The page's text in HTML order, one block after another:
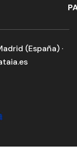
(España) ·